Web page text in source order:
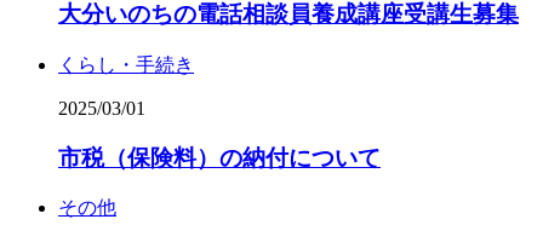
大分いのちの電話相談員養成講座受講生募集
くらし・手続き
2025/03/01
市税（保険料）の納付について
その他